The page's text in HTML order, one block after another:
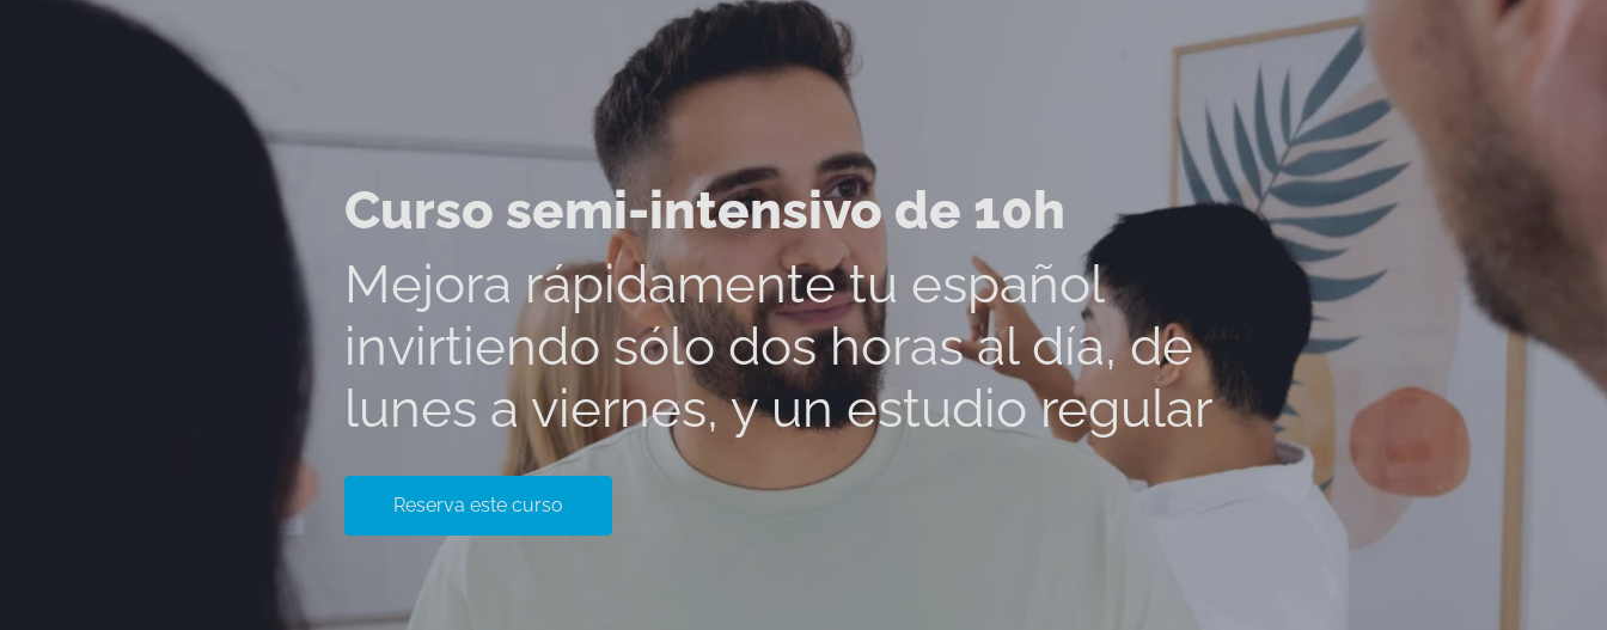
Curso semi-intensivo de 10h
Mejora rápidamente tu español
invirtiendo sólo dos horas al día, de
lunes a viernes, y un estudio regular
Reserva este curso